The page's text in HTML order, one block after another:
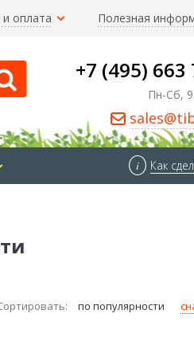
оплата Полезная
+7 (495) 663
Пн-Сб,
i Как
по популярности